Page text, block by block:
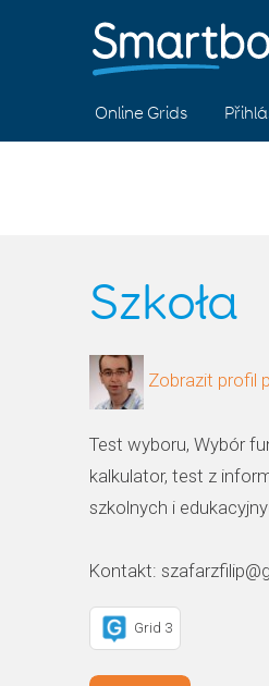
Online Grids
Szkoła
Zobrazit profil
Test wyboru, Wybór
kalkulator, test z
szkolnych i
Kontakt:
Grid 3